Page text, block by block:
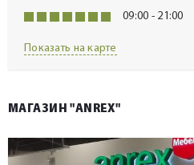
09:00 - 21:00
Показать на карте
МАГАЗИН "ANREX"